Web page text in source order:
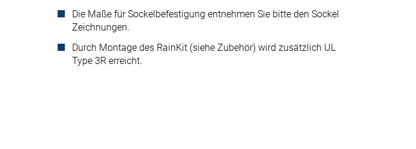
Die Maße für Sockelbefestigung entnehmen Sie bitte den Sockel
Zeichnungen.
Durch Montage des RainKit (siehe Zubehör) wird zusätzlich UL
Type 3R erreicht.